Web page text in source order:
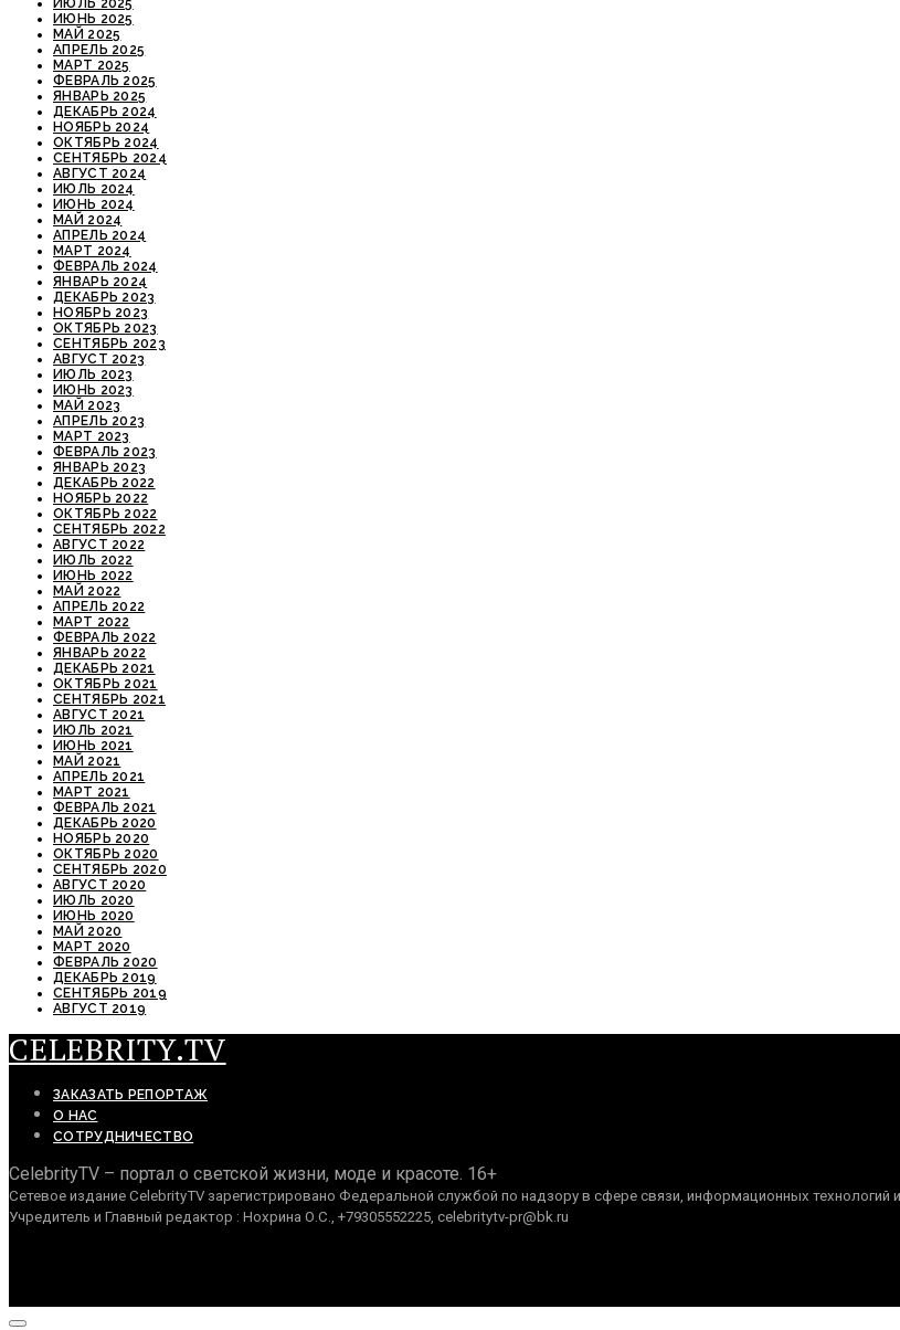
ИЮНЬ 2025
МАЙ 2025
АПРЕЛЬ 2025
МАРТ 2025
ФЕВРАЛЬ 2025
ЯНВАРЬ 2025
ДЕКАБРЬ 2024
НОЯБРЬ 2024
ОКТЯБРЬ 2024
СЕНТЯБРЬ 2024
АВГУСТ 2024
ИЮЛЬ 2024
ИЮНЬ 2024
МАЙ 2024
АПРЕЛЬ 2024
МАРТ 2024
ФЕВРАЛЬ 2024
ЯНВАРЬ 2024
ДЕКАБРЬ 2023
НОЯБРЬ 2023
ОКТЯБРЬ 2023
СЕНТЯБРЬ 2023
АВГУСТ 2023
ИЮЛЬ 2023
ИЮНЬ 2023
МАЙ 2023
АПРЕЛЬ 2023
МАРТ 2023
ФЕВРАЛЬ 2023
ЯНВАРЬ 2023
ДЕКАБРЬ 2022
НОЯБРЬ 2022
ОКТЯБРЬ 2022
СЕНТЯБРЬ 2022
АВГУСТ 2022
ИЮЛЬ 2022
ИЮНЬ 2022
МАЙ 2022
АПРЕЛЬ 2022
МАРТ 2022
ФЕВРАЛЬ 2022
ЯНВАРЬ 2022
ДЕКАБРЬ 2021
ОКТЯБРЬ 2021
СЕНТЯБРЬ 2021
АВГУСТ 2021
ИЮЛЬ 2021
ИЮНЬ 2021
МАЙ 2021
АПРЕЛЬ 2021
МАРТ 2021
ФЕВРАЛЬ 2021
ДЕКАБРЬ 2020
НОЯБРЬ 2020
ОКТЯБРЬ 2020
СЕНТЯБРЬ 2020
АВГУСТ 2020
ИЮЛЬ 2020
ИЮНЬ 2020
МАЙ 2020
МАРТ 2020
ФЕВРАЛЬ 2020
ДЕКАБРЬ 2019
СЕНТЯБРЬ 2019
АВГУСТ 2019
CELEBRITY.TV
ЗАКАЗАТЬ РЕПОРТАЖ
О НАС
СОТРУДНИЧЕСТВО
CelebrityTV – портал о светской жизни, моде и красоте. 16+
Сетевое издание CelebrityTV зарегистрировано Федеральной службой по надзору в сфере связи, информационных
Учредитель и Главный редактор : Нохрина О.С., +79305552225, celebritytv-pr@bk.ru